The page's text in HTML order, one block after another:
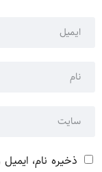
ذخیره نام،